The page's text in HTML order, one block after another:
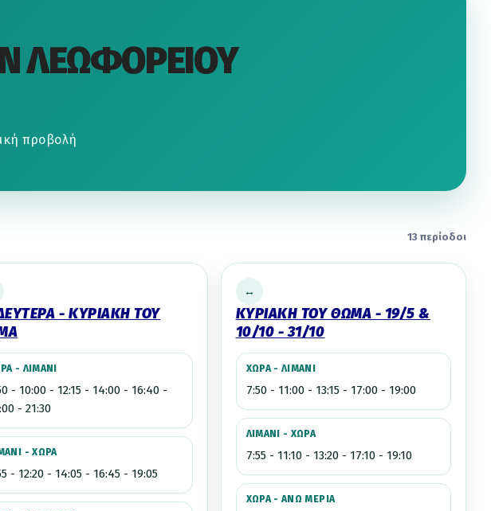
ΛΕΩΦΟΡΕΙΟΥ
προβολή
13 περίοδοι
- ΚΥΡΙΑΚΗ ΤΟΥ
- ΛΙΜΑΝΙ
- 10:00 - 12:15 - 14:00 - 16:40 -
- 21:30
- ΧΩΡΑ
- 12:20 - 14:05 - 16:45 - 19:05
↔
ΚΥΡΙΑΚΗ ΤΟΥ ΘΩΜΑ - 19/5 &
10/10 - 31/10
ΧΩΡΑ - ΛΙΜΑΝΙ
7:50 - 11:00 - 13:15 - 17:00 - 19:00
ΛΙΜΑΝΙ - ΧΩΡΑ
7:55 - 11:10 - 13:20 - 17:10 - 19:10
ΧΩΡΑ - ΑΝΩ ΜΕΡΙΑ